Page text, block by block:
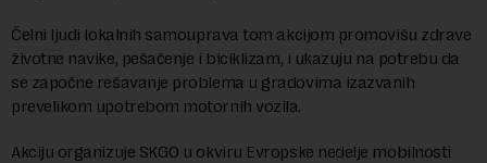
Čelni ljudi lokalnih samouprava tom akcijom promovišu zdrave
životne navike, pešačenje i biciklizam, i ukazuju na potrebu da
se započne rešavanje problema u gradovima izazvanih
prevelikom upotrebom motornih vozila.
Akciju organizuje SKGO u okviru Evropske nedelje mobilnosti